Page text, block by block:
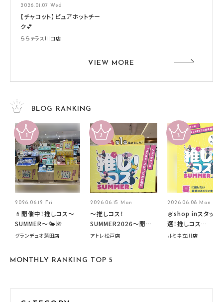
2026.01.07 Wed
【チャコット】ピュアホットチー
ク💕
ららテラス川口店
VIEW MORE
BLOG RANKING
2026.06.12 Fri
💄開催中！推しコス〜
SUMMER〜🌤️🌺
グランデュオ蒲田店
2026.06.15 Mon
～推しコス！
SUMMER2026～開催
中です！
アトレ松戸店
2026.06.08 Mon
🍧shop inスタッフ
選！推しコス
summer2026開催
ルミネ立川店
MONTHLY RANKING TOP 5